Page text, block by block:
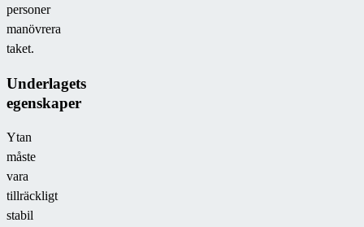
personer
manövrera
taket.
Underlagets
egenskaper
Ytan
måste
vara
tillräckligt
stabil